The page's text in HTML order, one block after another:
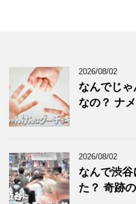
2026/08/02
なんでじ
なの？ ナ
2026/08/02
なんで渋谷
た？ 奇跡